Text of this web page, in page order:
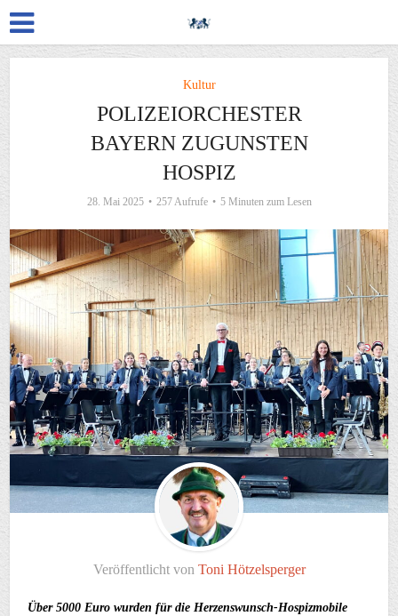
Kultur
POLIZEIORCHESTER
BAYERN ZUGUNSTEN
HOSPIZ
28. Mai 2025 257 Aufrufe 5 Minuten zum Lesen
Veröffentlicht von Toni Hötzelsperger
Über 5000 Euro wurden für die Herzenswunsch-Hospizmobile